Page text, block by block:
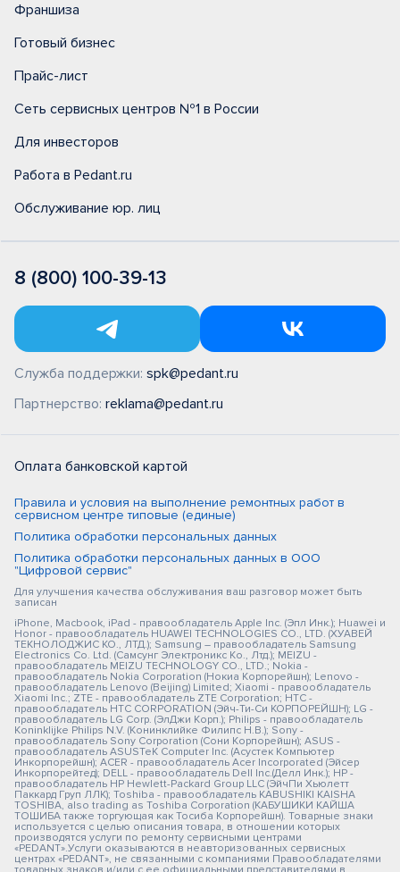
Франшиза
Готовый бизнес
Прайс-лист
Сеть сервисных центров №1 в России
Для инвесторов
Работа в Pedant.ru
Обслуживание юр. лиц
8 (800) 100-39-13
Служба поддержки: spk@pedant.ru
Партнерство: reklama@pedant.ru
Оплата банковской картой
Правила и условия на выполнение ремонтных работ в
сервисном центре типовые (единые)
Политика обработки персональных данных
Политика обработки персональных данных в ООО
"Цифровой сервис"
Для улучшения качества обслуживания ваш разговор может быть
записан
iPhone, Macbook, iPad - правообладатель Apple Inc. (Эпл Инк.); Huawei и
Honor - правообладатель HUAWEI TECHNOLOGIES CO., LTD. (ХУАВЕЙ
ТЕКНОЛОДЖИС КО., ЛТД.); Samsung – правообладатель Samsung
Electronics Co. Ltd. (Самсунг Электроникс Ко., Лтд.); MEIZU -
правообладатель MEIZU TECHNOLOGY CO., LTD.; Nokia -
правообладатель Nokia Corporation (Нокиа Корпорейшн); Lenovo -
правообладатель Lenovo (Beijing) Limited; Xiaomi - правообладатель
Xiaomi Inc.; ZTE - правообладатель ZTE Corporation; HTC -
правообладатель HTC CORPORATION (Эйч-Ти-Си КОРПОРЕЙШН); LG -
правообладатель LG Corp. (ЭлДжи Корп.); Philips - правообладатель
Koninklijke Philips N.V. (Конинклийке Филипс Н.В.); Sony -
правообладатель Sony Corporation (Сони Корпорейшн); ASUS -
правообладатель ASUSTeK Computer Inc. (Асустек Компьютер
Инкорпорейшн); ACER - правообладатель Acer Incorporated (Эйсер
Инкорпорейтед); DELL - правообладатель Dell Inc.(Делл Инк.); HP -
правообладатель HP Hewlett-Packard Group LLC (ЭйчПи Хьюлетт
Паккард Груп ЛЛК); Toshiba - правообладатель KABUSHIKI KAISHA
TOSHIBA, also trading as Toshiba Corporation (КАБУШИКИ КАЙША
ТОШИБА также торгующая как Тосиба Корпорейшн). Товарные знаки
используется с целью описания товара, в отношении которых
производятся услуги по ремонту сервисными центрами
«PEDANT».Услуги оказываются в неавторизованных сервисных
центрах «PEDANT», не связанными с компаниями Правообладателями